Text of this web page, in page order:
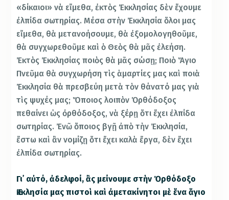
«δίκαιοι» νὰ εἴμεθα, ἐκτὸς Ἐκκλησίας δὲν ἔχουμε
ἐλπίδα σωτηρίας. Μέσα στὴν Ἐκκλησία ὅλοι μας
εἴμεθα, θὰ μετανοήσουμε, θὰ ἐξομολογηθοῦμε,
θὰ συγχωρεθοῦμε καὶ ὁ Θεὸς θὰ μᾶς ἐλεήση.
Ἐκτὸς Ἐκκλησίας ποιὸς θὰ μᾶς σώσῃ; Ποιὸ Ἅγιο
Πνεῦμα θὰ συγχωρήση τὶς ἁμαρτίες μας καὶ ποιὰ
Ἐκκλησία θὰ πρεσβεύη μετὰ τὸν θάνατό μας γιὰ
τὶς ψυχές μας; Ὅποιος λοιπὸν Ὀρθόδοξος
πεθαίνει ὡς ὀρθόδοξος, νὰ ξέρῃ ὅτι ἔχει ἐλπίδα
σωτηρίας. Ἐνῶ ὅποιος βγῇ ἀπὸ τὴν Ἐκκλησία,
ἔστω καὶ ἂν νομίζῃ ὅτι ἔχει καλὰ ἔργα, δὲν ἔχει
ἐλπίδα σωτηρίας.
Γι᾿ αὐτό, ἀδελφοί, ἂς μείνουμε στὴν Ὀρθόδοξο
Ἐκκλησία μας πιστοὶ καὶ ἀμετακίνητοι μὲ ἕνα ἅγιο